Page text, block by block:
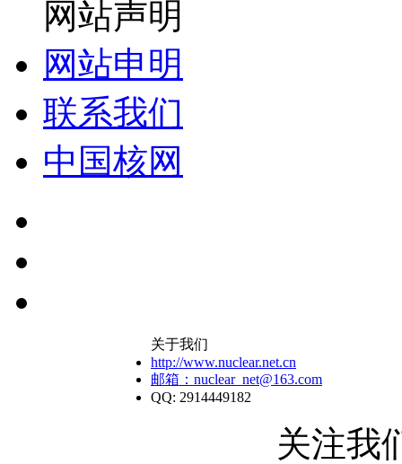
网站声明
网站申明
联系我们
中国核网
关于我们
http://www.nuclear.net.cn
邮箱：nuclear_net@163.com
QQ: 2914449182
关注我